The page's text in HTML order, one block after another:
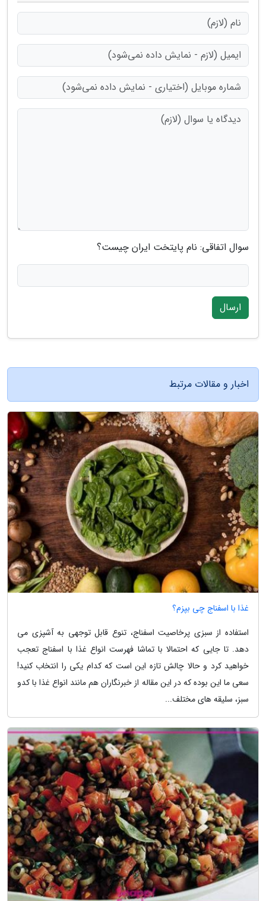
سوال اتفاقی: نام پایتخت ایران چیست؟
ارسال
اخبار و مقالات مرتبط
غذا با اسفناج چی بپزم؟
استفاده از سبزی پرخاصیت اسفناج، تنوع قابل توجهی به آشپزی می
دهد. تا جایی که احتمالا با تماشا فهرست انواع غذا با اسفناج تعجب
خواهید کرد و حالا چالش تازه این است که کدام یکی را انتخاب کنید!
سعی ما این بوده که در این مقاله از خبرنگاران هم مانند انواع غذا با کدو
سبز، سلیقه های مختلف...